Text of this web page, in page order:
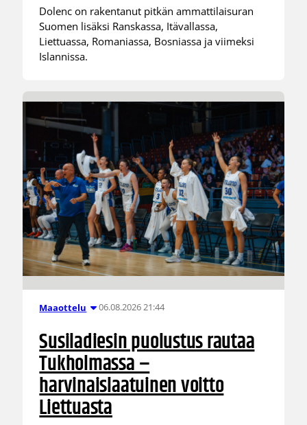
Dolenc on rakentanut pitkän ammattilaisuran
Suomen lisäksi Ranskassa, Itävallassa,
Liettuassa, Romaniassa, Bosniassa ja viimeksi
Islannissa.
Maaottelu 06.08.2026 21:44
Susiladiesin puolustus rautaa
Tukholmassa –
harvinaislaatuinen voitto
Liettuasta